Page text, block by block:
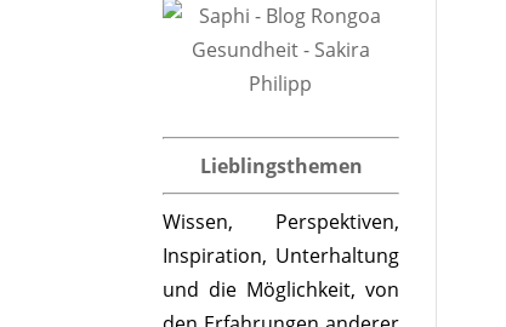
Lieblingsthemen
Wissen, Perspektiven,
Inspiration, Unterhaltung
und die Möglichkeit, von